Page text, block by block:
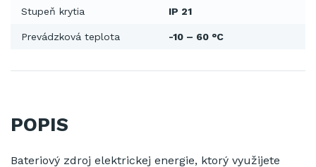
Stupeň krytia IP 21
Prevádzková teplota -10 – 60 °C
POPIS
Bateriový zdroj elektrickej energie, ktorý využijete